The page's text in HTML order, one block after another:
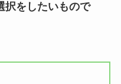
択をしたいもので